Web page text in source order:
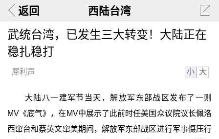
返回 西陆台湾
武统台湾，已发生三大转变！大陆正在
稳扎稳打
犀利声 小 大
大陆八一建军节当天，解放军东部战区发布了一则
MV《底气》，在MV中展示了此前时任美国众议院议长佩洛
西窜台和蔡英文窜美期间，解放军东部战区进行军事慑压行